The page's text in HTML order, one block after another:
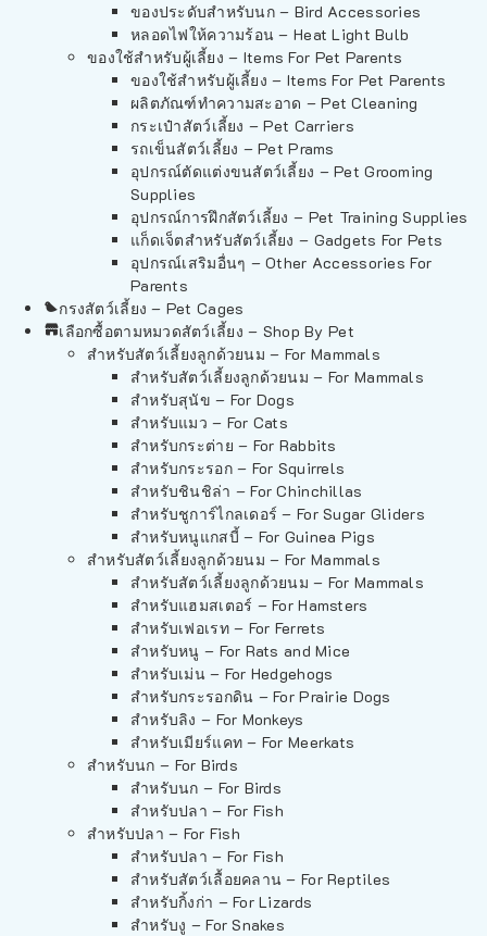
ของประดับสำหรับนก – Bird Accessories
หลอดไฟให้ความร้อน – Heat Light Bulb
ของใช้สำหรับผู้เลี้ยง – Items For Pet Parents
ของใช้สำหรับผู้เลี้ยง – Items For Pet Parents
ผลิตภัณฑ์ทำความสะอาด – Pet Cleaning
กระเป๋าสัตว์เลี้ยง – Pet Carriers
รถเข็นสัตว์เลี้ยง – Pet Prams
อุปกรณ์ตัดแต่งขนสัตว์เลี้ยง – Pet Grooming
Supplies
อุปกรณ์การฝึกสัตว์เลี้ยง – Pet Training Supplies
แก็ดเจ็ตสำหรับสัตว์เลี้ยง – Gadgets For Pets
อุปกรณ์เสริมอื่นๆ – Other Accessories For
Parents
กรงสัตว์เลี้ยง – Pet Cages
เลือกซื้อตามหมวดสัตว์เลี้ยง – Shop By Pet
สำหรับสัตว์เลี้ยงลูกด้วยนม – For Mammals
สำหรับสัตว์เลี้ยงลูกด้วยนม – For Mammals
สำหรับสุนัข – For Dogs
สำหรับแมว – For Cats
สำหรับกระต่าย – For Rabbits
สำหรับกระรอก – For Squirrels
สำหรับชินชิล่า – For Chinchillas
สำหรับชูการ์ไกลเดอร์ – For Sugar Gliders
สำหรับหนูแกสบี้ – For Guinea Pigs
สำหรับสัตว์เลี้ยงลูกด้วยนม – For Mammals
สำหรับสัตว์เลี้ยงลูกด้วยนม – For Mammals
สำหรับแฮมสเตอร์ – For Hamsters
สำหรับเฟอเรท – For Ferrets
สำหรับหนู – For Rats and Mice
สำหรับเม่น – For Hedgehogs
สำหรับกระรอกดิน – For Prairie Dogs
สำหรับลิง – For Monkeys
สำหรับเมียร์แคท – For Meerkats
สำหรับนก – For Birds
สำหรับนก – For Birds
สำหรับปลา – For Fish
สำหรับปลา – For Fish
สำหรับปลา – For Fish
สำหรับสัตว์เลื้อยคลาน – For Reptiles
สำหรับกิ้งก่า – For Lizards
สำหรับงู – For Snakes